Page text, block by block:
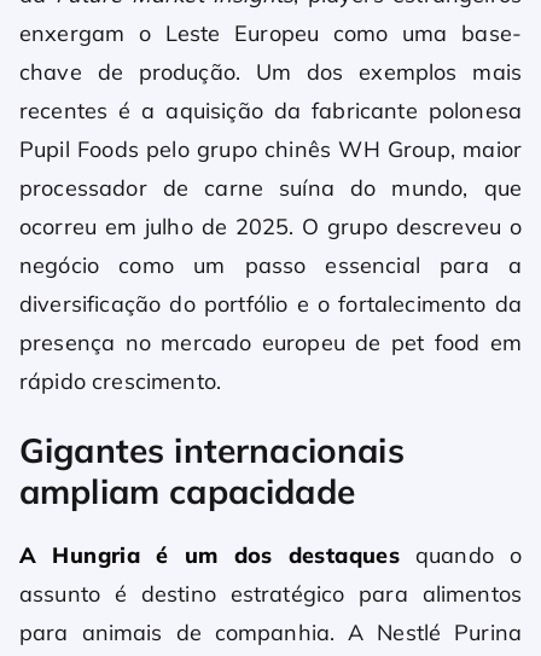
enxergam o Leste Europeu como uma base-
chave de produção. Um dos exemplos mais
recentes é a aquisição da fabricante polonesa
Pupil Foods pelo grupo chinês WH Group, maior
processador de carne suína do mundo, que
ocorreu em julho de 2025. O grupo descreveu o
negócio como um passo essencial para a
diversificação do portfólio e o fortalecimento da
presença no mercado europeu de pet food em
rápido crescimento.
Gigantes internacionais
ampliam capacidade
A Hungria é um dos destaques quando o
assunto é destino estratégico para alimentos
para animais de companhia. A Nestlé Purina